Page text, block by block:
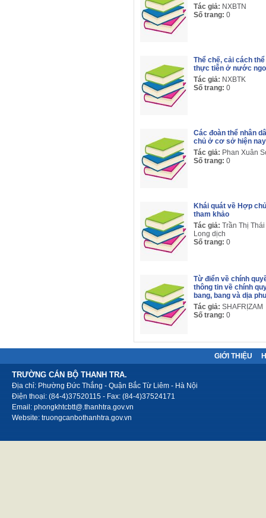
Tác giả: NXBTN
Số trang: 0
Thể chế, cải cách
thực tiễn ở nước
Tác giả: NXBTK
Số trang: 0
Các đoàn thể nhân
chủ ở cơ sở hiện nay
Tác giả: Phan Xuân
Số trang: 0
Khái quát về Hợp
tham khảo
Tác giả: Trần Thị
Long dịch
Số trang: 0
Từ điển về chính
thông tin về chính
bang, bang và dịa
Tác giả: SHAFRỊZAM
Số trang: 0
GIỚI THIỆU
TRƯỜNG CÁN BỘ THANH TRA.
Địa chỉ: Phường Đức Thắng - Quận Bắc Từ Liêm - Hà Nội
Điện thoại: (84-4)37520115 - Fax: (84-4)37524171
Email: phongkhtcbtt@.thanhtra.gov.vn
Website: truongcanbothanhtra.gov.vn